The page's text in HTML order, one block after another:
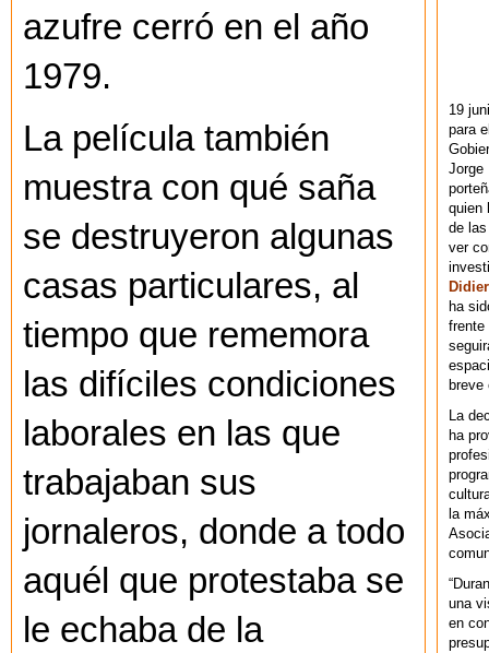
azufre cerró en el año
1979.
La película también
muestra con qué saña
se destruyeron algunas
casas particulares, al
tiempo que rememora
las difíciles condiciones
laborales en las que
trabajaban sus
jornaleros, donde a todo
aquél que protestaba se
le echaba de la
19
para
Jorge
quien
de
ver
Didier
ha
frente
breve
La
ha
la
una
en